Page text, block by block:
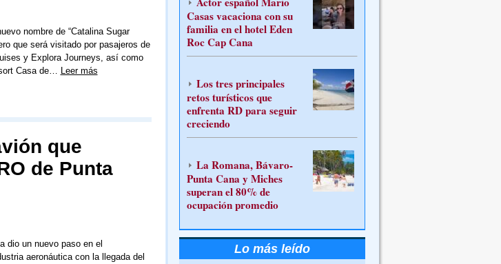
nombre de “Catalina Sugar
que será visitado por pasajeros de
y Explora Journeys, así como
Casa de… Leer más
que
de Punta
dio un nuevo paso en el
aeronáutica con la llegada del
Casas vacaciona con su
familia en el hotel Eden
Roc Cap Cana
Los tres principales
retos turísticos que
enfrenta RD para seguir
creciendo
La Romana, Bávaro-
Punta Cana y Miches
superan el 80% de
ocupación promedio
Lo más leído